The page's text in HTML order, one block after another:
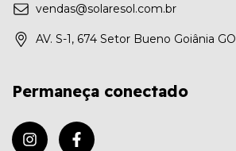
vendas@solaresol.com.br
AV. S-1, 674 Setor Bueno Goiânia GO
Permaneça conectado